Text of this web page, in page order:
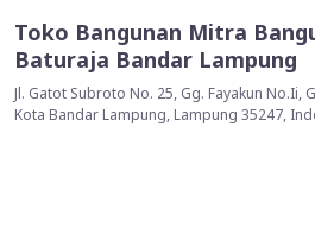
Toko Bangunan Mitra
Baturaja Bandar Lampung
Jl. Gatot Subroto No. 25, Gg. Fayakun No.Ii,
Kota Bandar Lampung, Lampung 35247,